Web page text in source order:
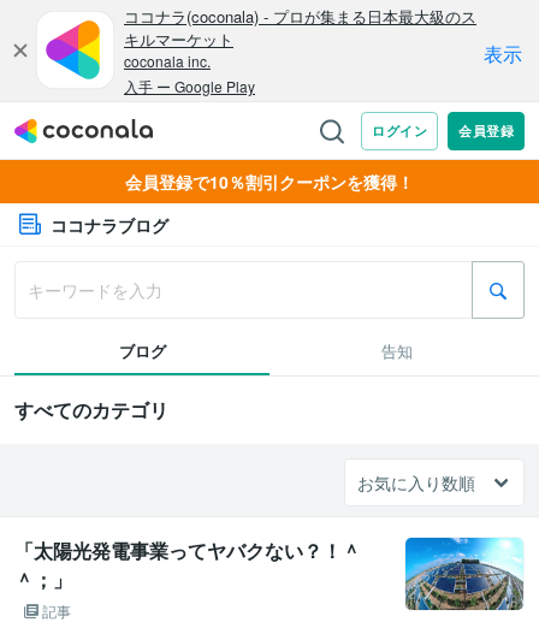
会員登録で10％割引クーポンを獲得！
ココナラブログ
ブログ 告知
すべてのカテゴリ
「太陽光発電事業ってヤバクない？！＾
＾；」
記事